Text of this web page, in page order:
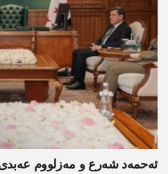
ئەحمەد شەرع و مەزلووم